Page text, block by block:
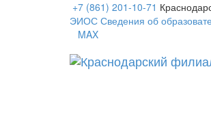
+7 (861) 201-10-71
ЭИОС Сведения об
MAX